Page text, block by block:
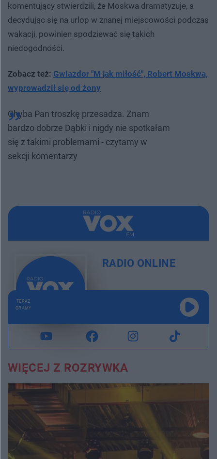
komentujący stwierdzili, że Moskwa dramatyzuje, a
decydując się na urlop w znanej miejscowości podczas
wakacji, powinien spodziewać się takich
niedogodności.
Zobacz też: Gwiazdor "M jak miłość", Robert Moskwa,
wyprowadził się od żony
Chyba Pan troszkę przesadza. Znam
bardzo dobrze Dąbki i nigdy nie spotkałam
się z takimi problemami - czytamy w
sekcji komentarzy
RADIO ONLINE
TERAZ
GRAMY
WIĘCEJ Z ROZRYWKA